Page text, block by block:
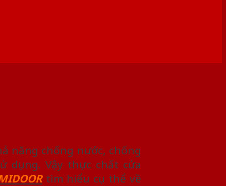
năng chống nước, chống
dụng. Vậy thực chất cửa
tìm hiểu cụ thể về